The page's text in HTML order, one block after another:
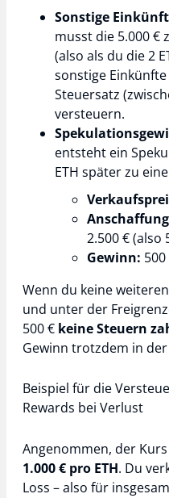
Sonstige
musst die 5.000 €
(also als du die 2
sonstige
Steuersatz
versteuern.
entsteht ein
ETH später zu
2.500 € (also
Gewinn: 500
Wenn du keine
und unter der
500 € keine Steuern
Gewinn trotzdem in der
Beispiel für die
Rewards bei Verlust
Angenommen, der
1.000 € pro ETH. Du
Loss – also für